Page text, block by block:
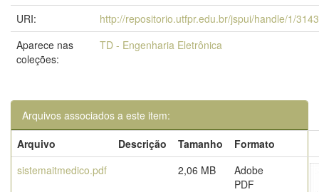
URI:
http://repositorio.utfpr.edu.br/jspui/handle/1/
Aparece nas
coleções:
TD - Engenharia Eletrônica
Arquivos associados a este item:
Arquivo
Descrição Tamanho
Formato
sistemaitmedico.pdf
2,06 MB
Adobe
PDF